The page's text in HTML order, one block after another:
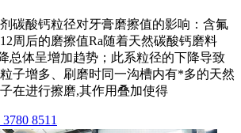
碳酸钙粒径对牙膏磨擦值的影响：含氟
周后的磨擦值Ra随着天然碳酸钙磨料
总体呈增加趋势；此系粒径的下降导致
子增多、刷磨时同一沟槽内有*多的天然
在进行擦磨,其作用叠加使得
8511